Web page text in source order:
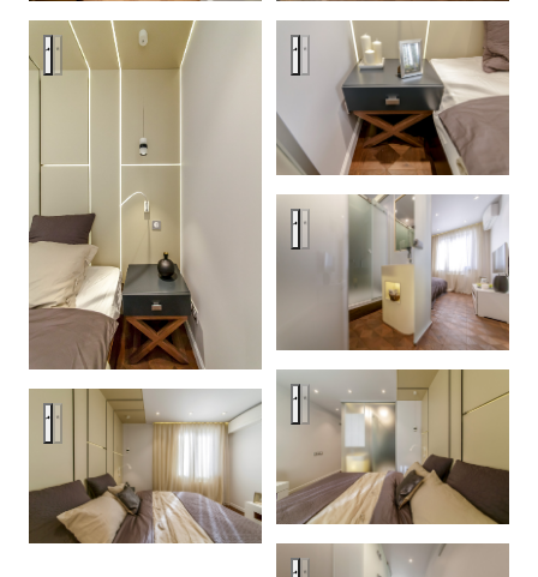
Спальня со стеклянным кубомСпальня со стеклянным
Спальня со стеклянным
Спальня со стеклянным
Спальня со стеклянным кубом
Спальня со стеклянным